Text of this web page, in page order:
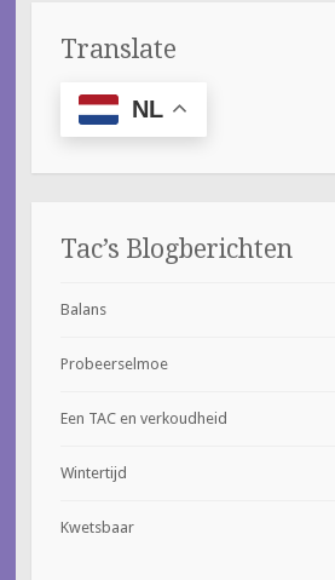
Translate
NL
Tac’s Blogberichten
Balans
Probeerselmoe
Een TAC en verkoudheid
Wintertijd
Kwetsbaar